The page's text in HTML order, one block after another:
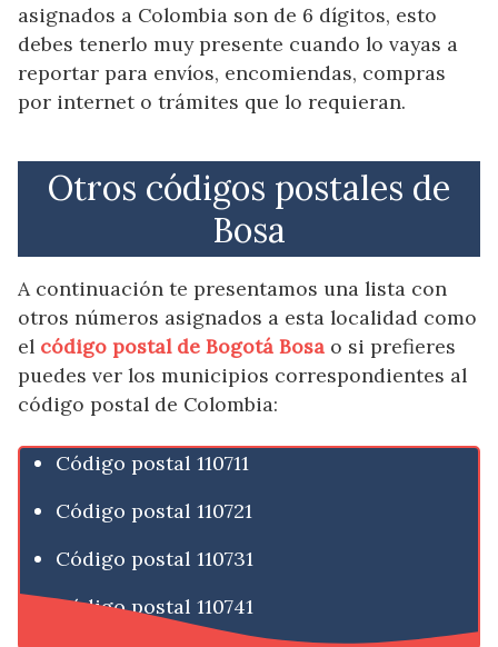
asignados a Colombia son de 6 dígitos, esto
debes tenerlo muy presente cuando lo vayas a
reportar para envíos, encomiendas, compras
por internet o trámites que lo requieran.
Otros códigos postales de
Bosa
A continuación te presentamos una lista con
otros números asignados a esta localidad como
el código postal de Bogotá Bosa o si prefieres
puedes ver los municipios correspondientes al
código postal de Colombia:
Código postal 110711
Código postal 110721
Código postal 110731
Código postal 110741